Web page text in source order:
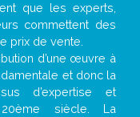
que les experts,
commettent des
prix de vente.
d’une œuvre à
et donc la
d’expertise et
siècle. La